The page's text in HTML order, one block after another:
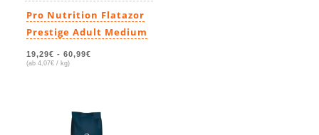
Pro Nutrition Flatazor
Prestige Adult Medium
19,29€ - 60,99€
(ab 4,07€ / kg)